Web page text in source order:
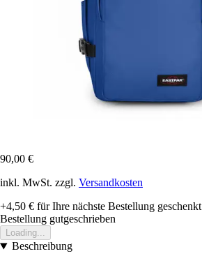
90,00 €
inkl. MwSt. zzgl. Versandkosten
+4,50 € für Ihre nächste Bestellung geschenkt
Bestellung gutgeschrieben
Loading...
Beschreibung